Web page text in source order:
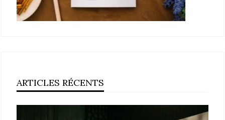
ARTICLES RÉCENTS